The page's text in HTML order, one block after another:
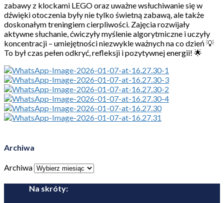
zabawy z klockami LEGO oraz uważne wsłuchiwanie się w
dźwięki otoczenia były nie tylko świetną zabawą, ale także
doskonałym treningiem cierpliwości. Zajęcia rozwijały
aktywne słuchanie, ćwiczyły myślenie algorytmiczne i uczyły
koncentracji – umiejętności niezwykle ważnych na co dzień 💡
To był czas pełen odkryć, refleksji i pozytywnej energii! 🌟
Archiwa
Archiwa
Na skróty: